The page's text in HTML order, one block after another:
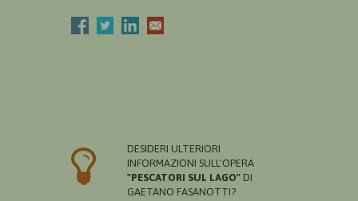
DESIDERI ULTERIORI
INFORMAZIONI SULL'OPERA
"PESCATORI SUL LAGO" DI
GAETANO FASANOTTI?